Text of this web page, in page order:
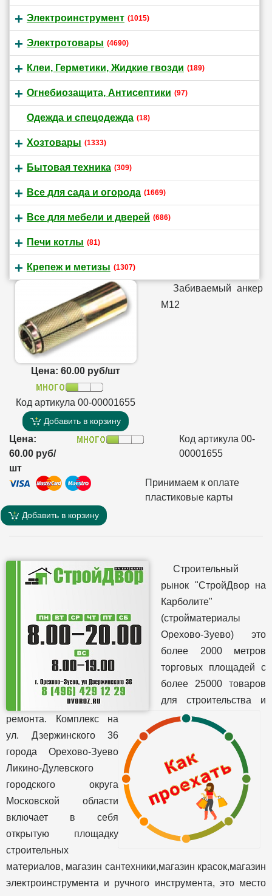
Электроинструмент (1015)
Электротовары (4690)
Клеи, Герметики, Жидкие гвозди (189)
Огнебиозащита, Антисептики (97)
Одежда и спецодежда (18)
Хозтовары (1333)
Бытовая техника (309)
Все для сада и огорода (1669)
Все для мебели и дверей (686)
Печи котлы (81)
Крепеж и метизы (1307)
Цена: 60.00 руб/шт
Код артикула 00-00001655
Добавить в корзину
Забиваемый анкер
М12
Цена:
60.00 руб/
шт
Код артикула 00-
00001655
Принимаем к оплате
пластиковые карты
Добавить в корзину
Строительный
рынок "СтройДвор на
Карболите"
(стройматериалы
Орехово-Зуево) это
более 2000 метров
торговых площадей с
более 25000 товаров
для строительства и
ремонта. Комплекс на
ул. Дзержинского 36
города Орехово-Зуево
Ликино-Дулевского
городского округа
Московской области
включает в себя
открытую площадку
строительных
материалов, магазин сантехники,магазин красок,магазин
электроинструмента и ручного инструмента, это место